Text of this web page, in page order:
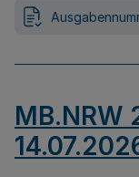
MB.NRW